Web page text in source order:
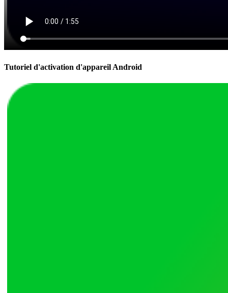
Tutoriel d'activation d'appareil Android